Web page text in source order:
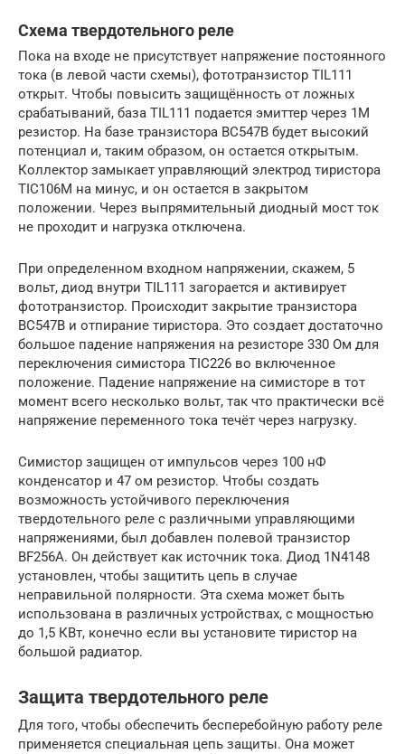
Схема твердотельного реле
Пока на входе не присутствует напряжение постоянного
тока (в левой части схемы), фототранзистор TIL111
открыт. Чтобы повысить защищённость от ложных
срабатываний, база TIL111 подается эмиттер через 1М
резистор. На базе транзистора BC547B будет высокий
потенциал и, таким образом, он остается открытым.
Коллектор замыкает управляющий электрод тиристора
TIC106M на минус, и он остается в закрытом
положении. Через выпрямительный диодный мост ток
не проходит и нагрузка отключена.
При определенном входном напряжении, скажем, 5
вольт, диод внутри TIL111 загорается и активирует
фототранзистор. Происходит закрытие транзистора
BC547B и отпирание тиристора. Это создает достаточно
большое падение напряжения на резисторе 330 Ом для
переключения симистора TIC226 во включенное
положение. Падение напряжение на симисторе в тот
момент всего несколько вольт, так что практически всё
напряжение переменного тока течёт через нагрузку.
Симистор защищен от импульсов через 100 нФ
конденсатор и 47 ом резистор. Чтобы создать
возможность устойчивого переключения
твердотельного реле с различными управляющими
напряжениями, был добавлен полевой транзистор
BF256A. Он действует как источник тока. Диод 1N4148
установлен, чтобы защитить цепь в случае
неправильной полярности. Эта схема может быть
использована в различных устройствах, с мощностью
до 1,5 КВт, конечно если вы установите тиристор на
большой радиатор.
Защита твердотельного реле
Для того, чтобы обеспечить бесперебойную работу реле
применяется специальная цепь защиты. Она может